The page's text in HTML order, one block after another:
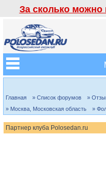
За сколько можно
Главная » Список форумов
»
» Москва, Московская область
»
Партнер клуба Polosedan.ru